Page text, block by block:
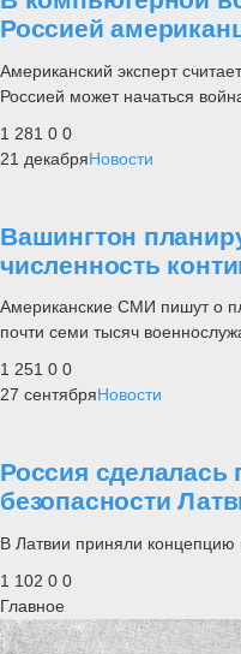
Россией
Американский эксперт
Россией может начаться
1 281 0 0
21 декабряНовости
Вашингтон
численность
Американские СМИ пишут о
почти семи тысяч
1 251 0 0
27 сентябряНовости
Россия сделалась
безопасности
В Латвии приняли концепцию
1 102 0 0
Главное